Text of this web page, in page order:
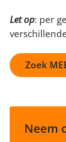
Let op: per
Zoek
Neem